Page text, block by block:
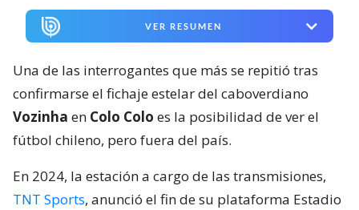
VER RESUMEN
Una de las interrogantes que más se repitió tras
confirmarse el fichaje estelar del caboverdiano
Vozinha en Colo Colo es la posibilidad de ver el
fútbol chileno, pero fuera del país.
En 2024, la estación a cargo de las transmisiones,
TNT Sports, anunció el fin de su plataforma Estadio